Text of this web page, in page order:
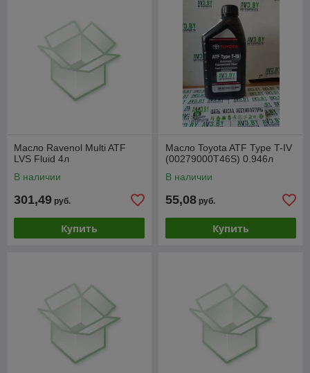
Масло Ravenol Multi ATF
LVS Fluid 4л
В наличии
301,49 руб.
Купить
Масло Toyota ATF Type T-IV
(00279000T46S) 0.946л
В наличии
55,08 руб.
Купить